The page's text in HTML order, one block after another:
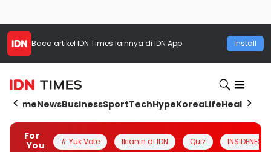
Baca artikel IDN Times lainnya di IDN App Install
HomeNewsBusinessSportTechHypeKoreaLifeHealth
For
You
# Yuk Vote Iklanin di IDN Quiz INSIDENESIA